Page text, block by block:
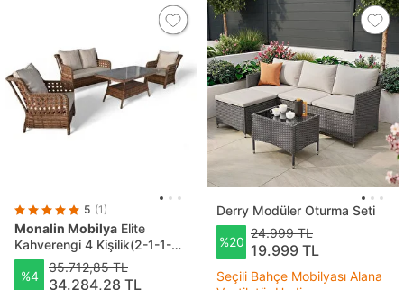
5 (1)
Monalin Mobilya Elite
Kahverengi 4 Kişilik(2-1-1-
masa) Rattan Örgü Bahçe &
Balkon & Teras Oturma
%4
35.712,85 TL
34.284,28 TL
Derry Modüler Oturma Seti
%20
24.999 TL
19.999 TL
Seçili Bahçe Mobilyası Alana